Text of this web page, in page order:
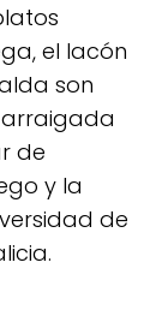
el lacón
son
de
y la
de